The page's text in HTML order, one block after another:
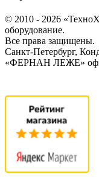
© 2010 - 2026
оборудование.
Все права защищены.
Санкт-Петербург,
«ФЕРНАН ЛЕЖЕ»